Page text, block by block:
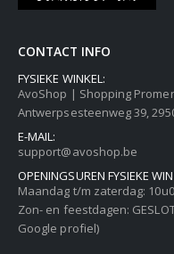
CONTACT INFO
FYSIEKE WINKEL:
AvoShop | Shopping
Antwerpsesteenweg 39,
E-MAIL:
support@avoshop.be
OPENINGSUREN FYSIEKE
Maandag t/m zaterdag:
Zon- en feestdagen:
Google profiel)